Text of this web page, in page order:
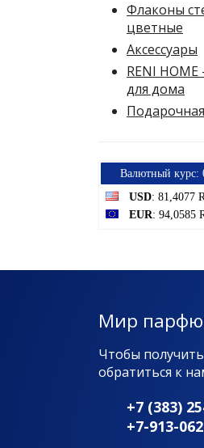
Флаконы
цветные
Аксессуары
RENI
для дома
Bалютный курс:
USD: 81,4077
EUR: 94,0585
Мир
Чтобы
обратиться к
+7 (383)
+7-913-